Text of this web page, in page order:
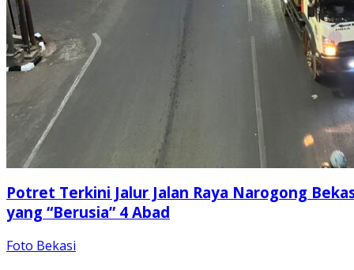
Potret Terkini Jalur Jalan Raya Narogong
yang “Berusia” 4 Abad
Foto Bekasi